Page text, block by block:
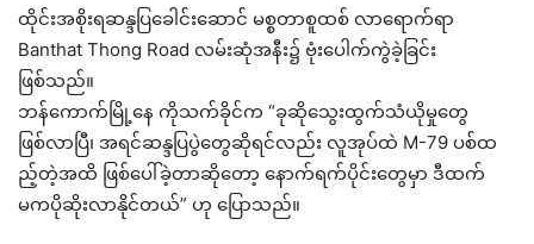
ထိုင်းအစိုးရဆန္ဒပြခေါင်းဆောင် မစ္စတာစူထစ် လာရောက်ရာ
Banthat Thong Road လမ်းဆုံအနီး၌ ဗုံးပေါက်ကွဲခဲ့ခြင်း
ဖြစ်သည်။
ဘန်ကောက်မြို့နေ ကိုသက်ခိုင်က “ခုဆိုသွေးထွက်သံယိုမှုတွေ
ဖြစ်လာပြီ၊ အရင်ဆန္ဒပြပွဲတွေဆိုရင်လည်း လူအုပ်ထဲ M-79 ပစ်ထ
ည့်တဲ့အထိ ဖြစ်ပေါ်ခဲ့တာဆိုတော့ နောက်ရက်ပိုင်းတွေမှာ ဒီထက်
မကပိုဆိုးလာနိုင်တယ်” ဟု ပြောသည်။